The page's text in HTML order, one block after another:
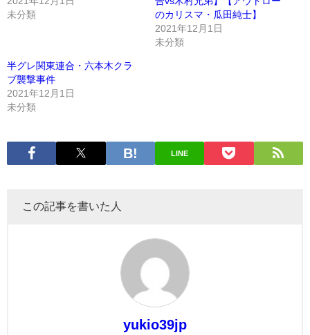
未分類
のカリスマ・瓜田純士】
2021年12月1日
未分類
半グレ関東連合・六本木クラ
ブ襲撃事件
2021年12月1日
未分類
LINE
この記事を書いた人
yukio39jp